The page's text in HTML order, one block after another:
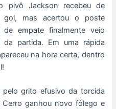
pivô Jackson recebeu de
mas acertou o poste
empate finalmente veio
partida. Em uma rápida
na hora certa, dentro
grito efusivo da torcida
Cerro ganhou novo fôlego e